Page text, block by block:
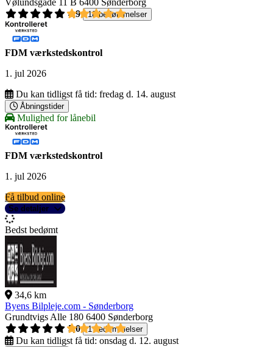
Vølundsgade 11 B 6400 Sønderborg
4,9
18 bedømmelser
FDM værkstedskontrol
1. jul 2026
Du kan tidligst få tid: fredag d. 14. august
Åbningstider
Mulighed for lånebil
FDM værkstedskontrol
1. jul 2026
Få tilbud online
Se detaljer
Bedst bedømt
34,6 km
Byens Bilpleje.com - Sønderborg
Grundtvigs Alle 180 6400 Sønderborg
5,0
1 bedømmelser
Du kan tidligst få tid: onsdag d. 12. august